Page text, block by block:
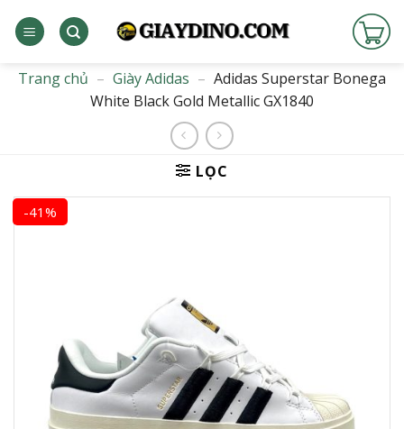
qua
dungTrang chủ – Giày Adidas – Adidas Superstar Bonega
White Black Gold Metallic GX1840
LỌC
-41%